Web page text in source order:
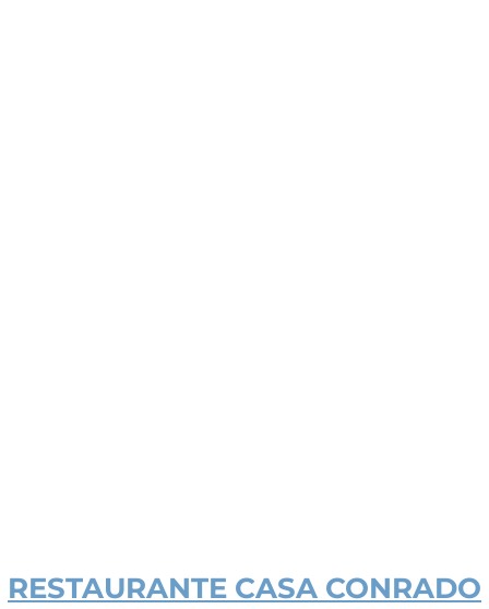
RESTAURANTE CASA CONRADO